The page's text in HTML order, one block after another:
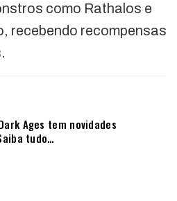
como Rathalos e
recebendo recompensas
Ages tem novidades
tudo…